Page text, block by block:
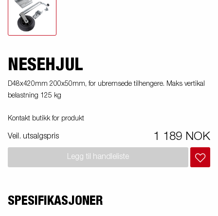
NESEHJUL
D48x420mm 200x50mm, for ubremsede tilhengere. Maks vertikal
belastning 125 kg
Kontakt butikk for produkt
Veil. utsalgspris 1 189 NOK
Legg til handleliste
SPESIFIKASJONER